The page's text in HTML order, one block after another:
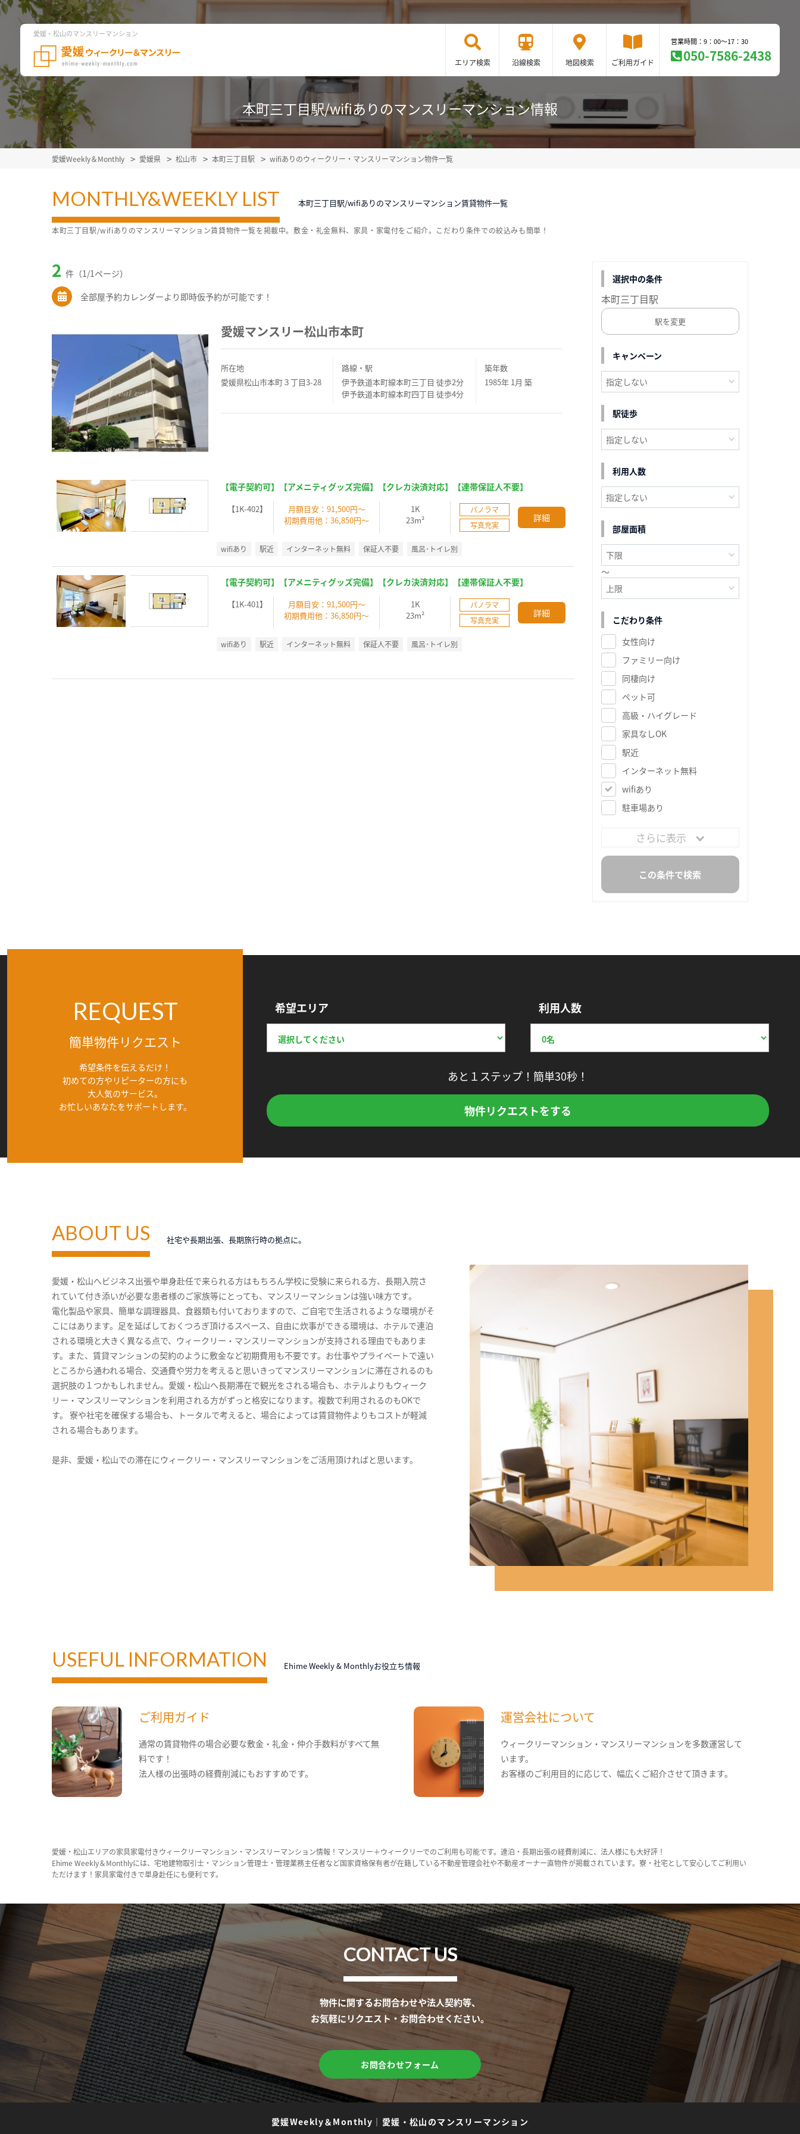
愛媛・松山のマンスリーマンション
エリア検索 沿線検索 地図検索 ご利用ガイド
営業時間：9：00～17：30
050-7586-2438
本町三丁目駅/wifiありのマンスリーマンション情報
愛媛Weekly＆Monthly 愛媛県 松山市 本町三丁目駅 wifiありのウィークリー・マンスリーマンション物件一覧
MONTHLY&WEEKLY LIST 本町三丁目駅/wifiありのマンスリーマンション賃貸物件一覧
2 件（1/1ページ）
全部屋予約カレンダーより即時仮予約が可能です！
愛媛マンスリー松山市本町
所在地
愛媛県松山市本町３丁目3-28
路線・駅
伊予鉄道本町線本町三丁目 徒歩2分
伊予鉄道本町線本町四丁目 徒歩4分
築年数
1985年 1月 築
【電子契約可】【アメニティグッズ完備】【クレカ決済対応】【連帯保証人不要】
【1K-402】
月額目安：91,500円～
初期費用他：36,850円～
1K
23m²
パノラマ
写真充実
詳細
wifiあり 駅近 インターネット無料 保証人不要 風呂･トイレ別
【電子契約可】【アメニティグッズ完備】【クレカ決済対応】【連帯保証人不要】
【1K-401】
月額目安：91,500円～
初期費用他：36,850円～
1K
23m²
パノラマ
写真充実
詳細
wifiあり 駅近 インターネット無料 保証人不要 風呂･トイレ別
本町三丁目駅/wifiありのマンスリーマンション賃貸物件一覧を掲載中。敷金・礼金無料、家具・家電付をご紹介。こだわり条件での絞込みも簡単！
選択中の条件
本町三丁目駅
駅を変更
キャンペーン
駅徒歩
利用人数
部屋面積
～
こだわり条件
女性向け
ファミリー向け
同棲向け
ペット可
高級・ハイグレード
家具なしOK
駅近
インターネット無料
wifiあり
駐車場あり
さらに表示
REQUEST
簡単物件リクエスト
希望条件を伝えるだけ！
初めての方やリピーターの方にも
大人気のサービス。
お忙しいあなたをサポートします。
希望エリア 利用人数
あと１ステップ！簡単30秒！
物件リクエストをする
ABOUT US 社宅や長期出張、長期旅行時の拠点に。
愛媛・松山へビジネス出張や単身赴任で来られる方はもちろん学校に受験に来られる方、長期入院さ
れていて付き添いが必要な患者様のご家族等にとっても、マンスリーマンションは強い味方です。
電化製品や家具、簡単な調理器具、食器類も付いておりますので、ご自宅で生活されるような環境がそ
こにはあります。足を延ばしておくつろぎ頂けるスペース、自由に炊事ができる環境は、ホテルで連泊
される環境と大きく異なる点で、ウィークリー・マンスリーマンションが支持される理由でもありま
す。また、賃貸マンションの契約のように敷金など初期費用も不要です。お仕事やプライベートで遠い
ところから通われる場合、交通費や労力を考えると思いきってマンスリーマンションに滞在されるのも
選択肢の１つかもしれません。愛媛・松山へ長期滞在で観光をされる場合も、ホテルよりもウィーク
リー・マンスリーマンションを利用される方がずっと格安になります。複数で利用されるのもOKで
す。 寮や社宅を確保する場合も、トータルで考えると、場合によっては賃貸物件よりもコストが軽減
される場合もあります。
是非、愛媛・松山での滞在にウィークリー・マンスリーマンションをご活用頂ければと思います。
USEFUL INFORMATION Ehime Weekly & Monthlyお役立ち情報
ご利用ガイド
通常の賃貸物件の場合必要な敷金・礼金・仲介手数料がすべて無
料です！
法人様の出張時の経費削減にもおすすめです。
運営会社について
ウィークリーマンション・マンスリーマンションを多数運営して
います。
お客様のご利用目的に応じて、幅広くご紹介させて頂きます。
愛媛・松山エリアの家具家電付きウィークリーマンション・マンスリーマンション情報！マンスリー＋ウィークリーでのご利用も可能です。連泊・長期出張の経費削減に、法人様にも大好評！
Ehime Weekly＆Monthlyには、宅地建物取引士・マンション管理士・管理業務主任者など国家資格保有者が在籍している不動産管理会社や不動産オーナー直物件が掲載されています。寮・社宅として安心してご利用い
ただけます！家具家電付きで単身赴任にも便利です。
CONTACT US
物件に関するお問合わせや法人契約等、
お気軽にリクエスト・お問合わせください。
お問合わせフォーム
愛媛Weekly＆Monthly ｜ 愛媛・松山のマンスリーマンション